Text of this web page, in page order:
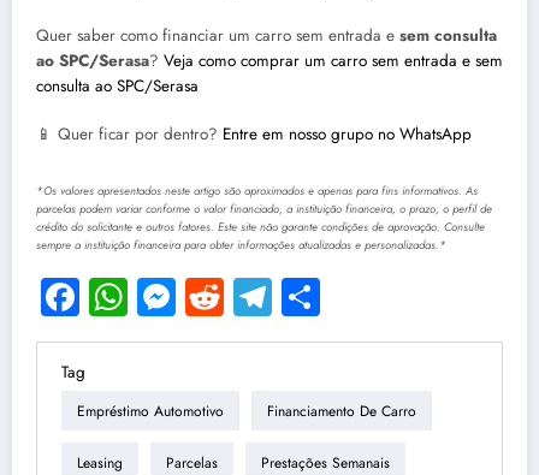
Quer saber como financiar um carro sem entrada e sem consulta
ao SPC/Serasa? Veja como comprar um carro sem entrada e sem
consulta ao SPC/Serasa
📱 Quer ficar por dentro? Entre em nosso grupo no WhatsApp
*Os valores apresentados neste artigo são aproximados e apenas para fins informativos. As
parcelas podem variar conforme o valor financiado, a instituição financeira, o prazo, o perfil de
crédito do solicitante e outros fatores. Este site não garante condições de aprovação. Consulte
sempre a instituição financeira para obter informações atualizadas e personalizadas.*
Facebook
WhatsApp
Messenger
RedditTelegram
Tag
Empréstimo Automotivo Financiamento De Carro
Leasing Parcelas Prestações Semanais